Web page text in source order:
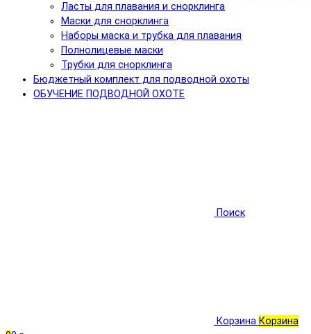
Ласты для плавания и снорклинга
Маски для снорклинга
Наборы маска и трубка для плавания
Полнолицевые маски
Трубки для снорклинга
Бюджетный комплект для подводной охоты
ОБУЧЕНИЕ ПОДВОДНОЙ ОХОТЕ
Поиск
Корзина Корзина